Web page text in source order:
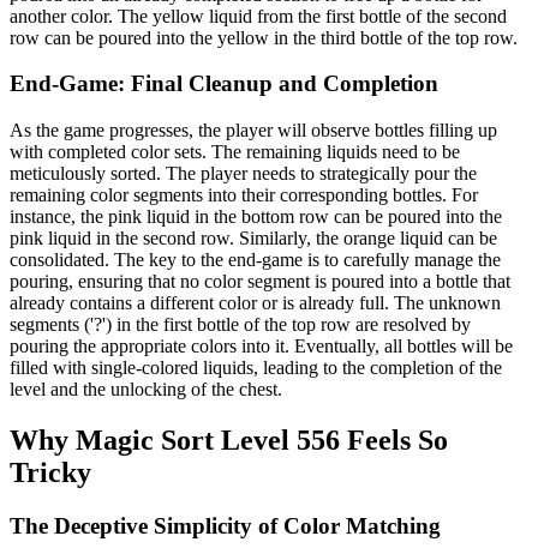
another color. The yellow liquid from the first bottle of the second
row can be poured into the yellow in the third bottle of the top row.
End-Game: Final Cleanup and Completion
As the game progresses, the player will observe bottles filling up
with completed color sets. The remaining liquids need to be
meticulously sorted. The player needs to strategically pour the
remaining color segments into their corresponding bottles. For
instance, the pink liquid in the bottom row can be poured into the
pink liquid in the second row. Similarly, the orange liquid can be
consolidated. The key to the end-game is to carefully manage the
pouring, ensuring that no color segment is poured into a bottle that
already contains a different color or is already full. The unknown
segments ('?') in the first bottle of the top row are resolved by
pouring the appropriate colors into it. Eventually, all bottles will be
filled with single-colored liquids, leading to the completion of the
level and the unlocking of the chest.
Why Magic Sort Level 556 Feels So
Tricky
The Deceptive Simplicity of Color Matching